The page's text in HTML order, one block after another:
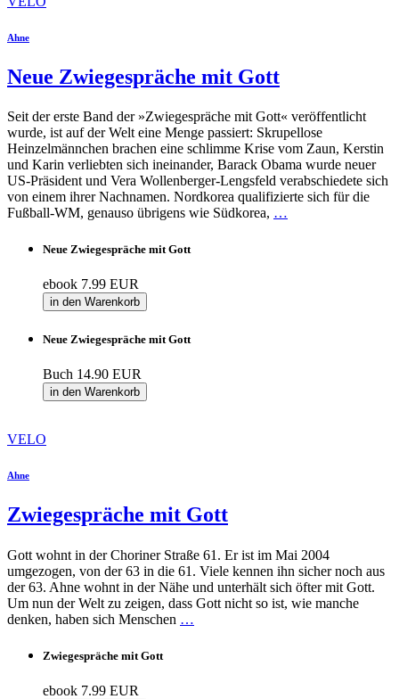
Ahne
Neue Zwiegespräche mit Gott
Seit der erste Band der »Zwiegespräche mit Gott« veröffentlicht
wurde, ist auf der Welt eine Menge passiert: Skrupellose
Heinzelmännchen brachen eine schlimme Krise vom Zaun, Kerstin
und Karin verliebten sich ineinander, Barack Obama wurde neuer
US-Präsident und Vera Wollenberger-Lengsfeld verabschiedete sich
von einem ihrer Nachnamen. Nordkorea qualifizierte sich für die
Fußball-WM, genauso übrigens wie Südkorea, …
Neue Zwiegespräche mit Gott
ebook 7.99 EUR
in den Warenkorb
Neue Zwiegespräche mit Gott
Buch 14.90 EUR
in den Warenkorb
VELO
Ahne
Zwiegespräche mit Gott
Gott wohnt in der Choriner Straße 61. Er ist im Mai 2004
umgezogen, von der 63 in die 61. Viele kennen ihn sicher noch aus
der 63. Ahne wohnt in der Nähe und unterhält sich öfter mit Gott.
Um nun der Welt zu zeigen, dass Gott nicht so ist, wie manche
denken, haben sich Menschen …
Zwiegespräche mit Gott
ebook 7.99 EUR